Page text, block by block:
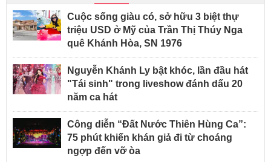
Cuộc sống giàu có, sở hữu 3 biệt thự
triệu USD ở Mỹ của Trần Thị Thúy Nga
quê Khánh Hòa, SN 1976
Nguyễn Khánh Ly bật khóc, lần đầu hát
"Tái sinh" trong liveshow đánh dấu 20
năm ca hát
Công diễn “Đất Nước Thiên Hùng Ca”:
75 phút khiến khán giả đi từ choáng
ngợp đến vỡ òa